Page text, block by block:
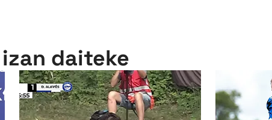
daiteke